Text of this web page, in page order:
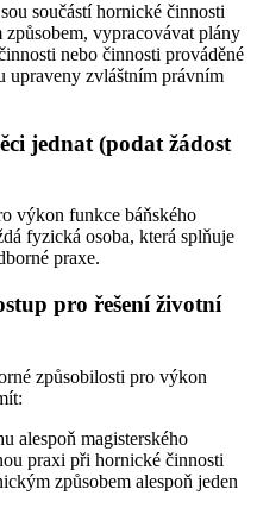
součástí hornické činnosti
vypracovávat plány
nebo činnosti prováděné
upraveny zvláštním právním
jednat (podat žádost
výkon funkce báňského
fyzická osoba, která splňuje
praxe.
pro řešení životní
způsobilosti pro výkon
alespoň magisterského
praxi při hornické činnosti
způsobem alespoň jeden